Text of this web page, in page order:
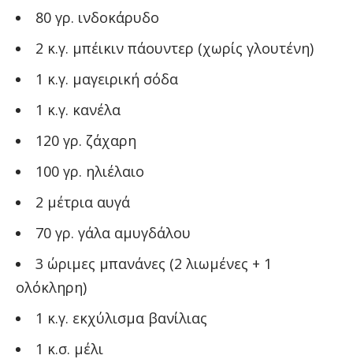
80 γρ. ινδοκάρυδο
2 κ.γ. μπέικιν πάουντερ (χωρίς γλουτένη)
1 κ.γ. μαγειρική σόδα
1 κ.γ. κανέλα
120 γρ. ζάχαρη
100 γρ. ηλιέλαιο
2 μέτρια αυγά
70 γρ. γάλα αμυγδάλου
3 ώριμες μπανάνες (2 λιωμένες + 1
ολόκληρη)
1 κ.γ. εκχύλισμα βανίλιας
1 κ.σ. μέλι